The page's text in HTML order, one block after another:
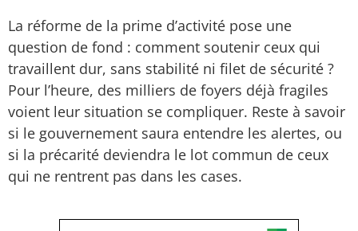
La réforme de la prime d’activité pose une
question de fond : comment soutenir ceux qui
travaillent dur, sans stabilité ni filet de sécurité ?
Pour l’heure, des milliers de foyers déjà fragiles
voient leur situation se compliquer. Reste à savoir
si le gouvernement saura entendre les alertes, ou
si la précarité deviendra le lot commun de ceux
qui ne rentrent pas dans les cases.